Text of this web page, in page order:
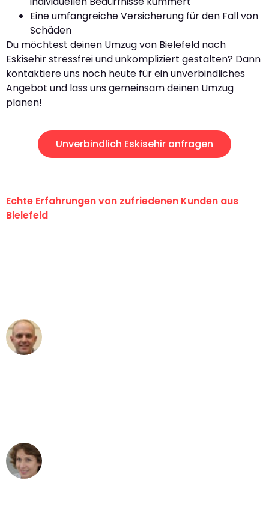
Eine umfangreiche Versicherung für den Fall von
Schäden
Du möchtest deinen Umzug von Bielefeld nach
Eskisehir stressfrei und unkompliziert gestalten? Dann
kontaktiere uns noch heute für ein unverbindliches
Angebot und lass uns gemeinsam deinen Umzug
planen!
Unverbindlich Eskisehir anfragen
Echte Erfahrungen von zufriedenen Kunden aus
Bielefeld